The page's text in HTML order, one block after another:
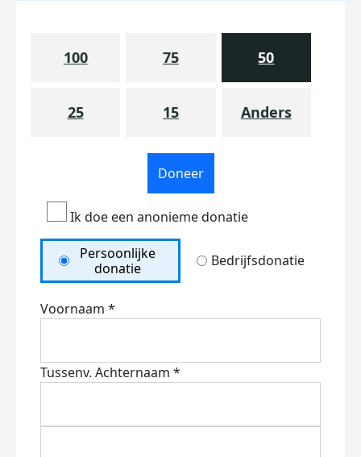
100 75 50
25 15 Anders
Doneer
Ik doe een anonieme donatie
Persoonlijke
donatie
Bedrijfsdonatie
Voornaam *
Tussenv. Achternaam *